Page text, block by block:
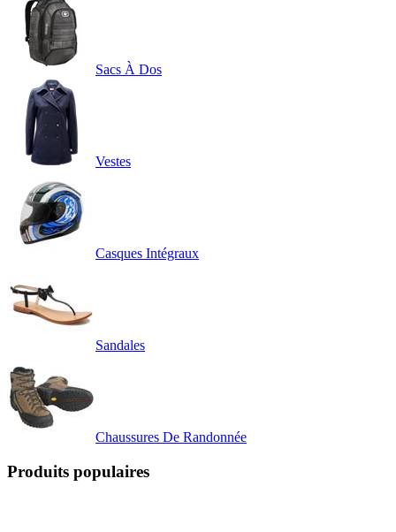
Sacs À Dos
Vestes
Casques Intégraux
Sandales
Chaussures De Randonnée
Produits populaires